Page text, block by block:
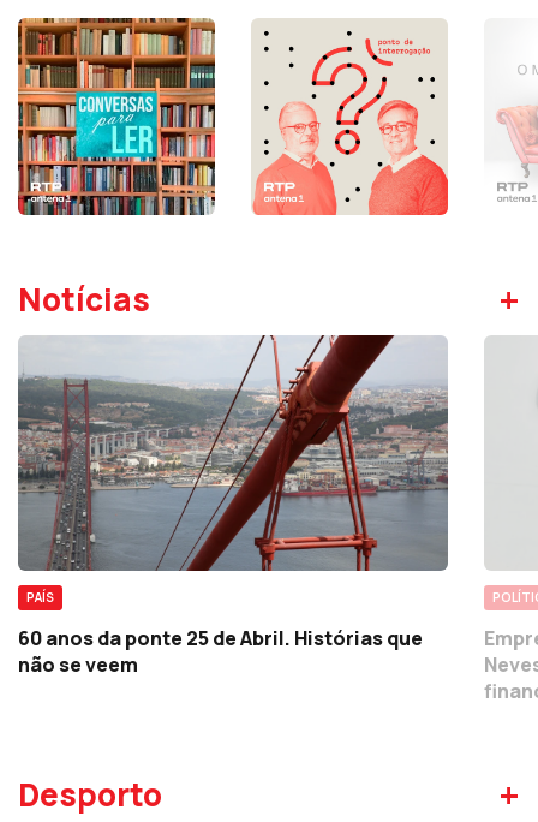
Notícias +
PAÍS
60 anos da ponte 25 de Abril. Histórias que
não se veem
Desporto +